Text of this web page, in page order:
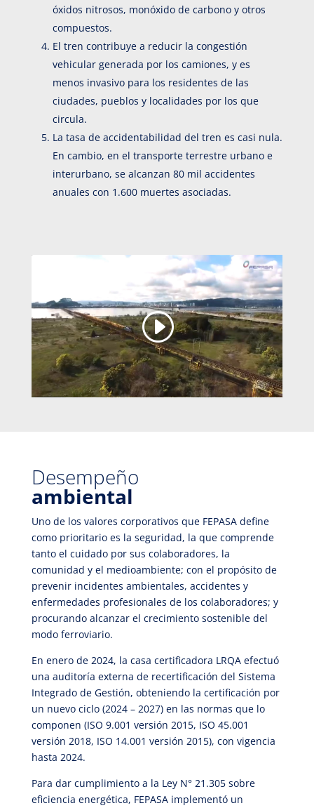
óxidos nitrosos, monóxido de carbono y otros
compuestos.
El tren contribuye a reducir la congestión
vehicular generada por los camiones, y es
menos invasivo para los residentes de las
ciudades, pueblos y localidades por los que
circula.
La tasa de accidentabilidad del tren es casi nula.
En cambio, en el transporte terrestre urbano e
interurbano, se alcanzan 80 mil accidentes
anuales con 1.600 muertes asociadas.
Desempeño
ambiental
Uno de los valores corporativos que FEPASA define
como prioritario es la seguridad, la que comprende
tanto el cuidado por sus colaboradores, la
comunidad y el medioambiente; con el propósito de
prevenir incidentes ambientales, accidentes y
enfermedades profesionales de los colaboradores; y
procurando alcanzar el crecimiento sostenible del
modo ferroviario.
En enero de 2024, la casa certificadora LRQA efectuó
una auditoría externa de recertificación del Sistema
Integrado de Gestión, obteniendo la certificación por
un nuevo ciclo (2024 – 2027) en las normas que lo
componen (ISO 9.001 versión 2015, ISO 45.001
versión 2018, ISO 14.001 versión 2015), con vigencia
hasta 2024.
Para dar cumplimiento a la Ley N° 21.305 sobre
eficiencia energética, FEPASA implementó un